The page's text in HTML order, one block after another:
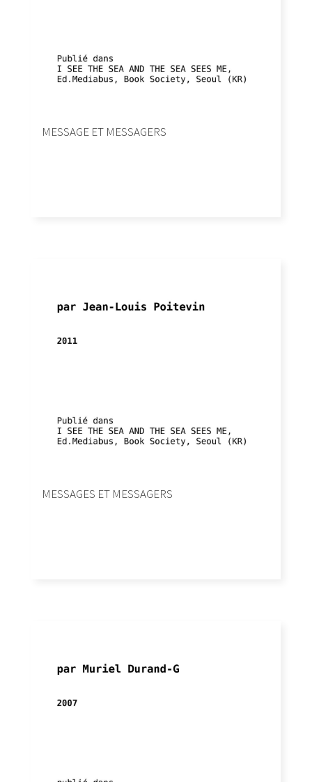
MESSAGE ET MESSAGERS
MESSAGES ET MESSAGERS